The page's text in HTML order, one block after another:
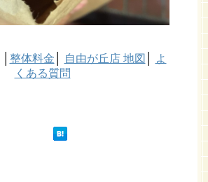
整体料金 自由が丘店 地図
よ
くある質問